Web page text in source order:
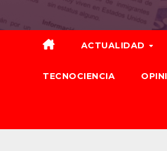
ACTUALIDAD
TECNOCIENCIA